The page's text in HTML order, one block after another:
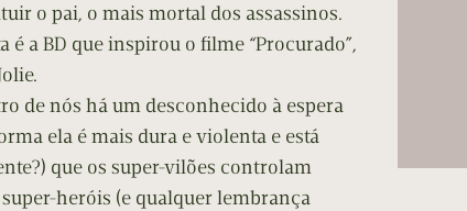
o pai, o mais mortal dos assassinos.
é a BD que inspirou o filme “Procurado”,
de nós há um desconhecido à espera
ela é mais dura e violenta e está
que os super-vilões controlam
heróis (e qualquer lembrança